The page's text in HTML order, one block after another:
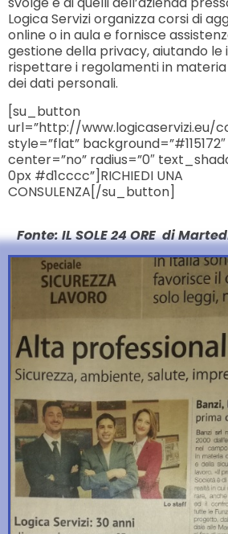
Logica Servizi organizza corsi di
online o in aula e fornisce
gestione della privacy, aiutando le
rispettare i regolamenti in
dei dati personali.
[su_button
url=”http://www.logicaservizi.eu/
style=”flat” background=”#115172″
center=”no” radius=”0″
0px #d1cccc”]RICHIEDI UNA
CONSULENZA[/su_button]
Fonte: IL SOLE 24 ORE di